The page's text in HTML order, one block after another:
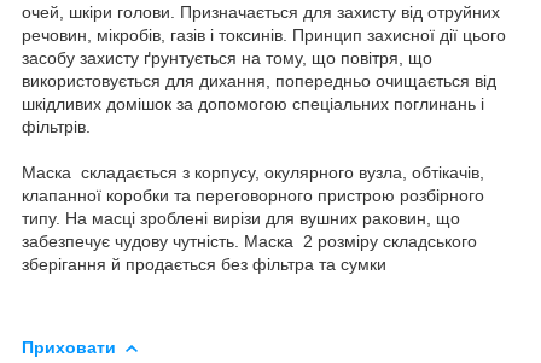
очей, шкіри голови. Призначається для захисту від отруйних
речовин, мікробів, газів і токсинів. Принцип захисної дії цього
засобу захисту ґрунтується на тому, що повітря, що
використовується для дихання, попередньо очищається від
шкідливих домішок за допомогою спеціальних поглинань і
фільтрів.
Маска складається з корпусу, окулярного вузла, обтікачів,
клапанної коробки та переговорного пристрою розбірного
типу. На масці зроблені вирізи для вушних раковин, що
забезпечує чудову чутність. Маска 2 розміру складського
зберігання й продається без фільтра та сумки
Приховати